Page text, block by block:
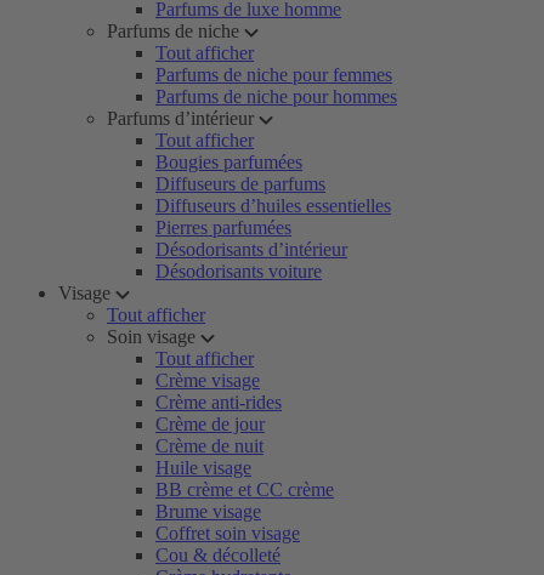
Parfums de luxe homme
Parfums de niche
Tout afficher
Parfums de niche pour femmes
Parfums de niche pour hommes
Parfums d’intérieur
Tout afficher
Bougies parfumées
Diffuseurs de parfums
Diffuseurs d’huiles essentielles
Pierres parfumées
Désodorisants d’intérieur
Désodorisants voiture
Visage
Tout afficher
Soin visage
Tout afficher
Crème visage
Crème anti-rides
Crème de jour
Crème de nuit
Huile visage
BB crème et CC crème
Brume visage
Coffret soin visage
Cou & décolleté